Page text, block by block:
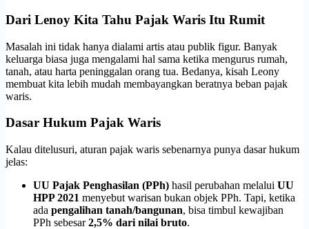
Dari Lenoy Kita Tahu Pajak Waris Itu Rumit
Masalah ini tidak hanya dialami artis atau publik figur. Banyak
keluarga biasa juga mengalami hal sama ketika mengurus rumah,
tanah, atau harta peninggalan orang tua. Bedanya, kisah Leony
membuat kita lebih mudah membayangkan beratnya beban pajak
waris.
Dasar Hukum Pajak Waris
Kalau ditelusuri, aturan pajak waris sebenarnya punya dasar hukum
jelas:
UU Pajak Penghasilan (PPh) hasil perubahan melalui UU
HPP 2021 menyebut warisan bukan objek PPh. Tapi, ketika
ada pengalihan tanah/bangunan, bisa timbul kewajiban
PPh sebesar2,5% dari nilai bruto.